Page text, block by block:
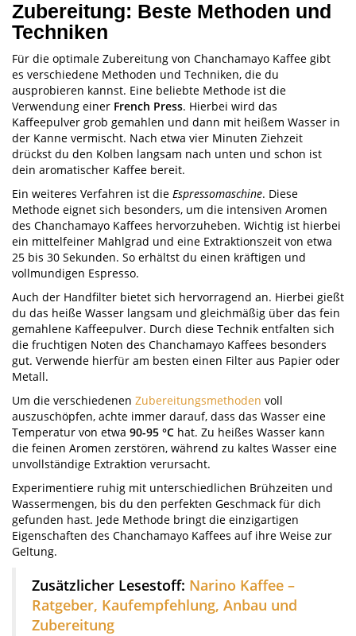
Zubereitung: Beste Methoden und
Techniken
Für die optimale Zubereitung von Chanchamayo Kaffee gibt
es verschiedene Methoden und Techniken, die du
ausprobieren kannst. Eine beliebte Methode ist die
Verwendung einer French Press. Hierbei wird das
Kaffeepulver grob gemahlen und dann mit heißem Wasser in
der Kanne vermischt. Nach etwa vier Minuten Ziehzeit
drückst du den Kolben langsam nach unten und schon ist
dein aromatischer Kaffee bereit.
Ein weiteres Verfahren ist die Espressomaschine. Diese
Methode eignet sich besonders, um die intensiven Aromen
des Chanchamayo Kaffees hervorzuheben. Wichtig ist hierbei
ein mittelfeiner Mahlgrad und eine Extraktionszeit von etwa
25 bis 30 Sekunden. So erhältst du einen kräftigen und
vollmundigen Espresso.
Auch der Handfilter bietet sich hervorragend an. Hierbei gießt
du das heiße Wasser langsam und gleichmäßig über das fein
gemahlene Kaffeepulver. Durch diese Technik entfalten sich
die fruchtigen Noten des Chanchamayo Kaffees besonders
gut. Verwende hierfür am besten einen Filter aus Papier oder
Metall.
Um die verschiedenen Zubereitungsmethoden voll
auszuschöpfen, achte immer darauf, dass das Wasser eine
Temperatur von etwa 90-95 °C hat. Zu heißes Wasser kann
die feinen Aromen zerstören, während zu kaltes Wasser eine
unvollständige Extraktion verursacht.
Experimentiere ruhig mit unterschiedlichen Brühzeiten und
Wassermengen, bis du den perfekten Geschmack für dich
gefunden hast. Jede Methode bringt die einzigartigen
Eigenschaften des Chanchamayo Kaffees auf ihre Weise zur
Geltung.
Zusätzlicher Lesestoff: Narino Kaffee –
Ratgeber, Kaufempfehlung, Anbau und
Zubereitung